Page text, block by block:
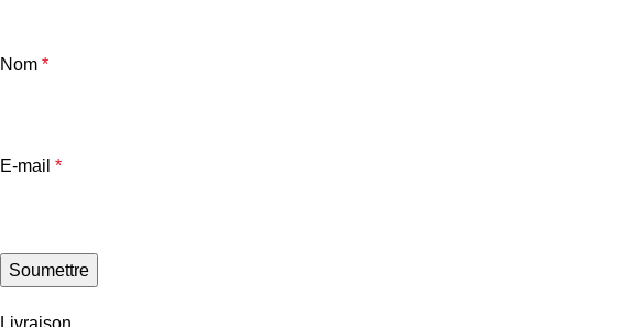
Nom *
E-mail *
Livraison